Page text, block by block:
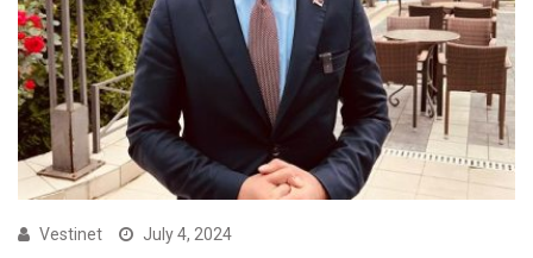
Vestinet July 4, 2024